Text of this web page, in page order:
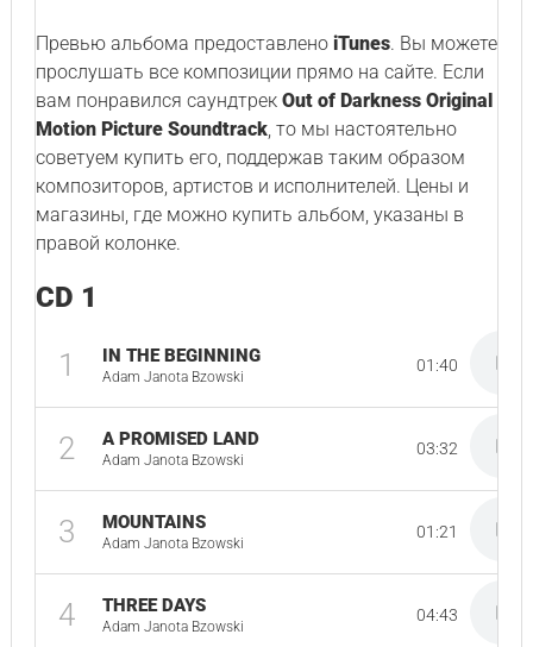
Превью альбома предоставлено iTunes. Вы можете
прослушать все композиции прямо на сайте. Если
вам понравился саундтрек Out of Darkness Original
Motion Picture Soundtrack, то мы настоятельно
советуем купить его, поддержав таким образом
композиторов, артистов и исполнителей. Цены и
магазины, где можно купить альбом, указаны в
правой колонке.
CD 1
1 IN THE BEGINNING
Adam Janota Bzowski
01:40
2 A PROMISED LAND
Adam Janota Bzowski
03:32
3 MOUNTAINS
Adam Janota Bzowski
01:21
4 THREE DAYS
Adam Janota Bzowski
04:43